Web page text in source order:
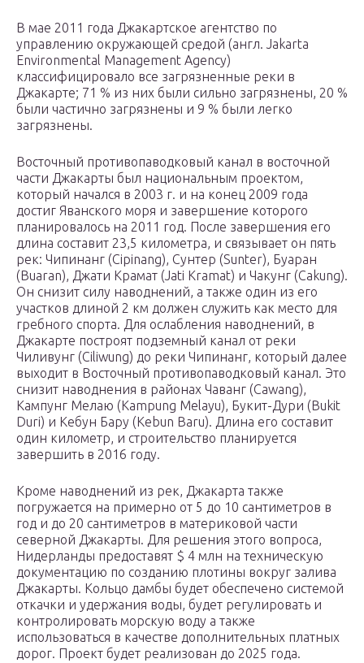
В мае 2011 года Джакартское агентство по
управлению окружающей средой (англ. Jakarta
Environmental Management Agency)
классифицировало все загрязненные реки в
Джакарте; 71 % из них были сильно загрязнены, 20 %
были частично загрязнены и 9 % были легко
загрязнены.
Восточный противопаводковый канал в восточной
части Джакарты был национальным проектом,
который начался в 2003 г. и на конец 2009 года
достиг Яванского моря и завершение которого
планировалось на 2011 год. После завершения его
длина составит 23,5 километра, и связывает он пять
рек: Чипинанг (Cipinang), Сунтер (Sunter), Буаран
(Buaran), Джати Крамат (Jati Kramat) и Чакунг (Cakung).
Он снизит силу наводнений, а также один из его
участков длиной 2 км должен служить как место для
гребного спорта. Для ослабления наводнений, в
Джакарте построят подземный канал от реки
Чиливунг (Ciliwung) до реки Чипинанг, который далее
выходит в Восточный противопаводковый канал. Это
снизит наводнения в районах Чаванг (Cawang),
Кампунг Мелаю (Kampung Melayu), Букит-Дури (Bukit
Duri) и Кебун Бару (Kebun Baru). Длина его составит
один километр, и строительство планируется
завершить в 2016 году.
Кроме наводнений из рек, Джакарта также
погружается на примерно от 5 до 10 сантиметров в
год и до 20 сантиметров в материковой части
северной Джакарты. Для решения этого вопроса,
Нидерланды предоставят $ 4 млн на техническую
документацию по созданию плотины вокруг залива
Джакарты. Кольцо дамбы будет обеспечено системой
откачки и удержания воды, будет регулировать и
контролировать морскую воду а также
использоваться в качестве дополнительных платных
дорог. Проект будет реализован до 2025 года.